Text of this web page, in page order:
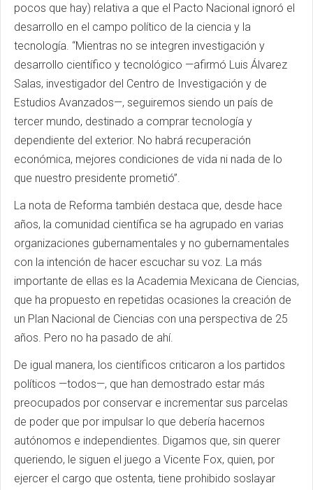
pocos que hay) relativa a que el Pacto Nacional ignoró el
desarrollo en el campo político de la ciencia y la
tecnología. “Mientras no se integren investigación y
desarrollo científico y tecnológico —afirmó Luis Álvarez
Salas, investigador del Centro de Investigación y de
Estudios Avanzados—, seguiremos siendo un país de
tercer mundo, destinado a comprar tecnología y
dependiente del exterior. No habrá recuperación
económica, mejores condiciones de vida ni nada de lo
que nuestro presidente prometió”.
La nota de Reforma también destaca que, desde hace
años, la comunidad científica se ha agrupado en varias
organizaciones gubernamentales y no gubernamentales
con la intención de hacer escuchar su voz. La más
importante de ellas es la Academia Mexicana de Ciencias,
que ha propuesto en repetidas ocasiones la creación de
un Plan Nacional de Ciencias con una perspectiva de 25
años. Pero no ha pasado de ahí.
De igual manera, los científicos criticaron a los partidos
políticos —todos—, que han demostrado estar más
preocupados por conservar e incrementar sus parcelas
de poder que por impulsar lo que debería hacernos
autónomos e independientes. Digamos que, sin querer
queriendo, le siguen el juego a Vicente Fox, quien, por
ejercer el cargo que ostenta, tiene prohibido soslayar